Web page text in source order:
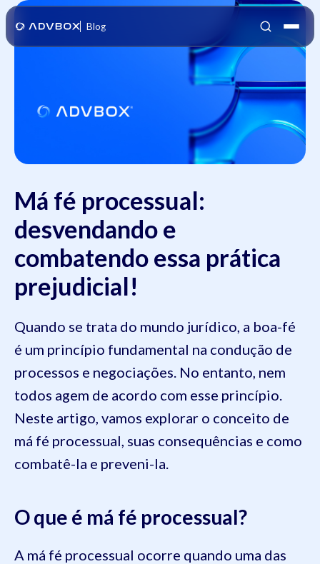
Blog
Má fé processual:
desvendando e
combatendo essa prática
prejudicial!
Quando se trata do mundo jurídico, a boa-fé
é um princípio fundamental na condução de
processos e negociações. No entanto, nem
todos agem de acordo com esse princípio.
Neste artigo, vamos explorar o conceito de
má fé processual, suas consequências e como
combatê-la e preveni-la.
O que é má fé processual?
A má fé processual ocorre quando uma das